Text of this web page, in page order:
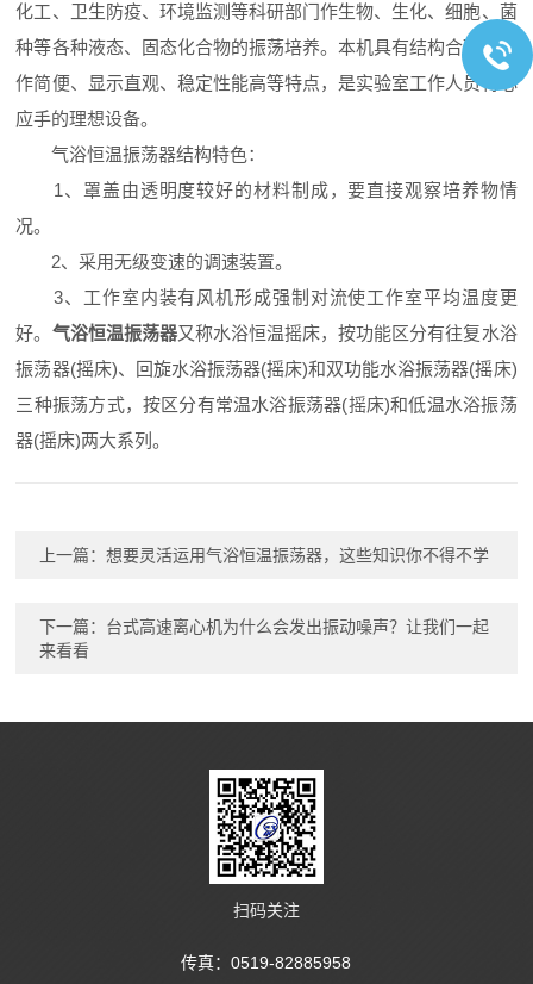
化工、卫生防疫、环境监测等科研部门作生物、生化、细胞、菌
种等各种液态、固态化合物的振荡培养。本机具有结构合理、操
作简便、显示直观、稳定性能高等特点，是实验室工作人员得心
应手的理想设备。
气浴恒温振荡器结构特色：
1、罩盖由透明度较好的材料制成，要直接观察培养物情
况。
2、采用无级变速的调速装置。
3、工作室内装有风机形成强制对流使工作室平均温度更
好。 气浴恒温振荡器又称水浴恒温摇床，按功能区分有往复水浴
振荡器(摇床)、回旋水浴振荡器(摇床)和双功能水浴振荡器(摇床)
三种振荡方式，按区分有常温水浴振荡器(摇床)和低温水浴振荡
器(摇床)两大系列。
上一篇：想要灵活运用气浴恒温振荡器，这些知识你不得不学
下一篇： 台式高速离心机为什么会发出振动噪声？让我们一起
来看看
扫码关注
传真：0519-82885958